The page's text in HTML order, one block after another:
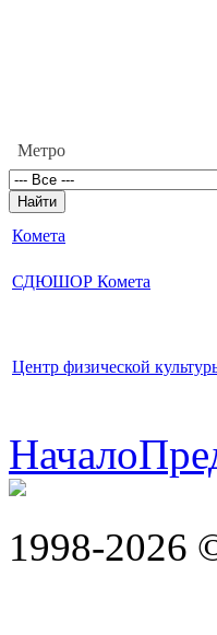
Метро
Комета
СДЮШОР Комета
Центр физической
Начало
1998-2026